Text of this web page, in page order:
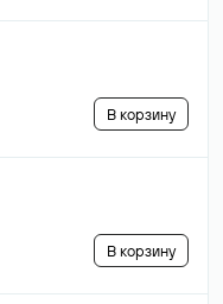
В корзину
В корзину